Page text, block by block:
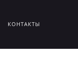
КОНТАКТЫ